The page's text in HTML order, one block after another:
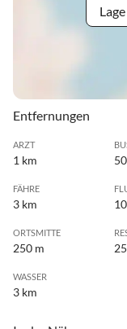
Entfernungen
ARZT
1 km
FÄHRE
3 km
ORTSMITTE
250 m
WASSER
3 km